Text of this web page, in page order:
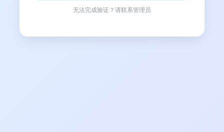
无法完成验证？请联系管理员